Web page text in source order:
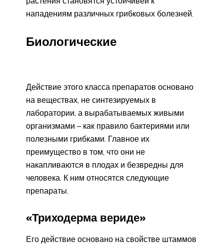
нападениям различных грибковых болезней.
Биологические
Действие этого класса препаратов основано
на веществах, не синтезируемых в
лаборатории, а вырабатываемых живыми
организмами – как правило бактериями или
полезными грибками. Главное их
преимущество в том, что они не
накапливаются в плодах и безвредны для
человека. К ним относятся следующие
препараты.
«Триходерма вериде»
Его действие основано на свойстве штаммов